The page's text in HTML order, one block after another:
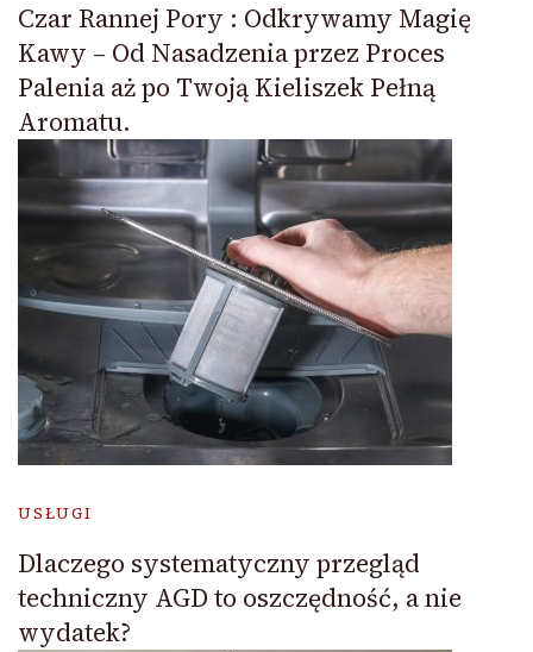
Czar Rannej Pory : Odkrywamy Magię
Kawy – Od Nasadzenia przez Proces
Palenia aż po Twoją Kieliszek Pełną
Aromatu.
USŁUGI
Dlaczego systematyczny przegląd
techniczny AGD to oszczędność, a nie
wydatek?